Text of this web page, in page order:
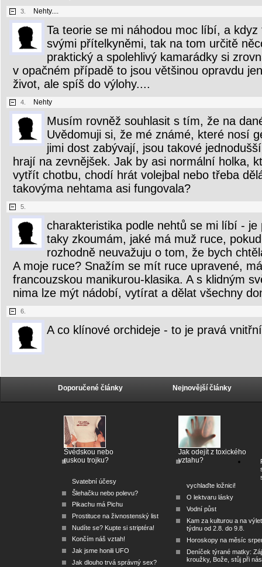
3. Nehty....
Ta teorie se mi náhodou moc líbí, a
svými přítelkyněmi, tak na tom určitě
praktický a spolehlivý kamarádky si
v opačném případě to jsou většinou opravdu
život, ale spíš do výlohy....
4. Nehty
Musím rovněž souhlasit s tím, že na
Uvědomuji si, že mé známé, které nosí
jimi dost zabývají, jsou takové
hrají na zevnějšek. Jak by asi normální holka,
vytřít chotbu, chodí hrát volejbal nebo třeba
takovýma nehtama asi fungovala?
5.
charakteristika podle nehtů se mi líbí - je
taky zkoumám, jaké má muž ruce,
rozhodně neuvažuju o tom, že bych
A moje ruce? Snažím se mít ruce upravené,
francouzskou manikurou-klasika. A s klidným
nima lze mýt nádobí, vytírat a dělat všechny
6.
A co klínové orchideje - to je pravá
Doporučené články
Švédskou nebo
ruskou trojku?
Svatební účesy
Šlehačku nebo polevu?
Pikachu má Pichu
Prostituce na živnostenský list
Nudíte se? Kupte si striptéra!
Končím náš vztah!
Jak jsme honili UFO
Jak dlouho trvá správný sex?
Nejnovější články
Jak odejít z toxického
vztahu?
vychlaďte ložnici!
O lektvaru lásky
Vodní půst
Kam za kulturou a na
týdnu od 2.8. do 9.8.
Horoskopy na měsíc
Deníček týrané matky:
kroužky, Bože, stůj při nás